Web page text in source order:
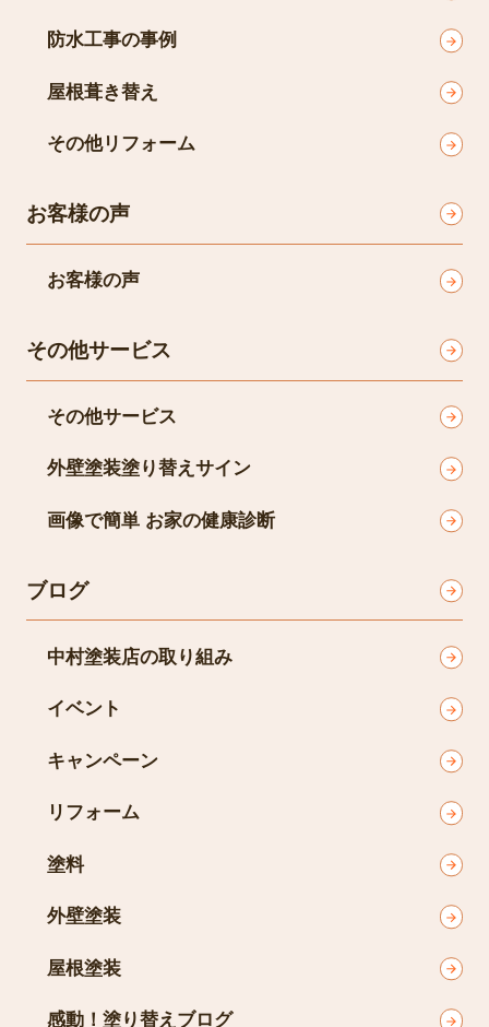
防水工事の事例
屋根葺き替え
その他リフォーム
お客様の声
お客様の声
その他サービス
その他サービス
外壁塗装塗り替えサイン
画像で簡単 お家の健康診断
ブログ
中村塗装店の取り組み
イベント
キャンペーン
リフォーム
塗料
外壁塗装
屋根塗装
感動！塗り替えブログ